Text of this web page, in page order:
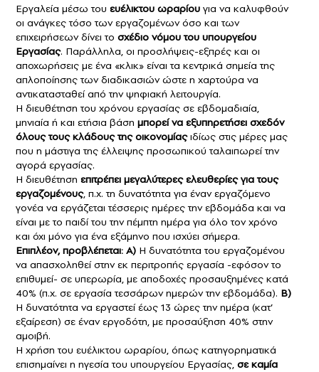
Eργαλεία μέσω του ευέλικτου ωραρίου για να καλυφθούν
οι ανάγκες τόσο των εργαζομένων όσο και των
επιχειρήσεων δίνει το σχέδιο νόμου του υπουργείου
Εργασίας. Παράλληλα, οι προσλήψεις-εξπρές και οι
αποχωρήσεις με ένα «κλικ» είναι τα κεντρικά σημεία της
απλοποίησης των διαδικασιών ώστε η χαρτούρα να
αντικατασταθεί από την ψηφιακή λειτουργία.
Η διευθέτηση του χρόνου εργασίας σε εβδομαδιαία,
μηνιαία ή και ετήσια βάση μπορεί να εξυπηρετήσει σχεδόν
όλους τους κλάδους της οικονομίαςιδίως στις μέρες μας
που η μάστιγα της έλλειψης προσωπικού ταλαιπωρεί την
αγορά εργασίας.
Η διευθέτηση επιτρέπει μεγαλύτερες ελευθερίες για τους
εργαζομένους, π.χ. τη δυνατότητα για έναν εργαζόμενο
γονέα να εργάζεται τέσσερις ημέρες την εβδομάδα και να
είναι με το παιδί του την πέμπτη ημέρα για όλο τον χρόνο
και όχι μόνο για ένα εξάμηνο που ισχύει σήμερα.
Επιπλέον, προβλέπεται: Α) Η δυνατότητα του εργαζομένου
να απασχοληθεί στην εκ περιτροπής εργασία -εφόσον το
επιθυμεί- σε υπερωρία, με αποδοχές προσαυξημένες κατά
40% (π.χ. σε εργασία τεσσάρων ημερών την εβδομάδα). Β)
Η δυνατότητα να εργαστεί έως 13 ώρες την ημέρα (κατ’
εξαίρεση) σε έναν εργοδότη, με προσαύξηση 40% στην
αμοιβή.
Η χρήση του ευέλικτου ωραρίου, όπως κατηγορηματικά
επισημαίνει η ηγεσία του υπουργείου Εργασίας, σε καμία